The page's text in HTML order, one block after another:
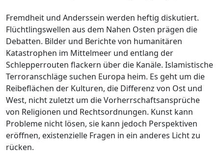
Fremdheit und Anderssein werden heftig diskutiert.
Flüchtlingswellen aus dem Nahen Osten prägen die
Debatten. Bilder und Berichte von humanitären
Katastrophen im Mittelmeer und entlang der
Schlepperrouten flackern über die Kanäle. Islamistische
Terroranschläge suchen Europa heim. Es geht um die
Reibeflächen der Kulturen, die Differenz von Ost und
West, nicht zuletzt um die Vorherrschaftsansprüche
von Religionen und Rechtsordnungen. Kunst kann
Probleme nicht lösen, sie kann jedoch Perspektiven
eröffnen, existenzielle Fragen in ein anderes Licht zu
rücken.